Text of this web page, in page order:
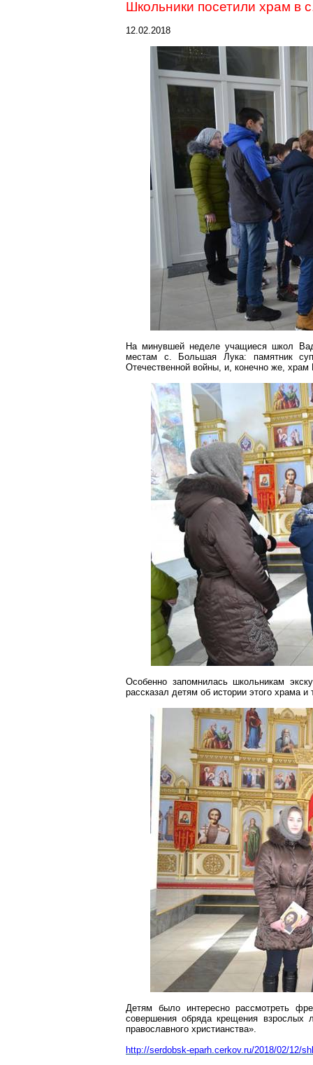
Школьники посетили храм в
12.02.2018
На минувшей неделе учащиеся школ
местам с. Большая Лука: памятник
Отечественной войны, и, конечно же,
Особенно запомнилась школьникам
рассказал детям об истории этого храма
Детям было интересно рассмотреть
совершения обряда крещения
православного христианства».
http://serdobsk-eparh.cerkov.ru/2018/02/12/